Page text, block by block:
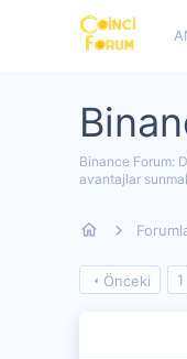
Binance Forum:
avantajlar
Önceki 1